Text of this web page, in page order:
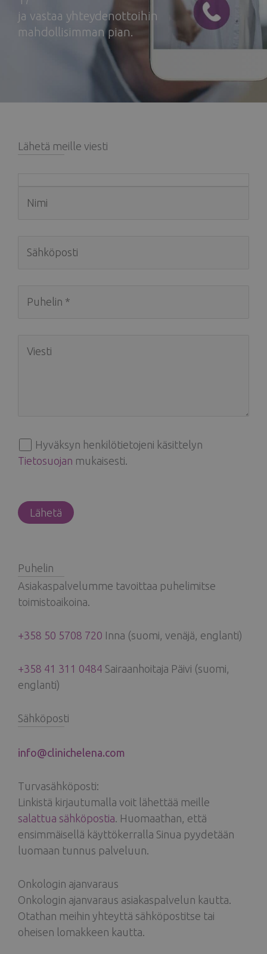
ja vastaa yhteydenottoihin
mahdollisimman pian.
Puhelin
Asiakaspalvelumme tavoittaa puhelimitse
toimistoaikoina.
+358 50 5708 720 Inna (suomi, venäjä, englanti)
+358 41 311 0484 Sairaanhoitaja Päivi (suomi,
englanti)
Sähköposti
info@clinichelena.com
Turvasähköposti:
Linkistä kirjautumalla voit lähettää meille
salattua sähköpostia. Huomaathan, että
ensimmäisellä käyttökerralla Sinua pyydetään
luomaan tunnus palveluun.
Onkologin ajanvaraus
Onkologin ajanvaraus asiakaspalvelun kautta.
Otathan meihin yhteyttä sähköpostitse tai
oheisen lomakkeen kautta.
Lähetä meille viesti
Hyväksyn henkilötietojeni käsittelyn
Tietosuojan mukaisesti.